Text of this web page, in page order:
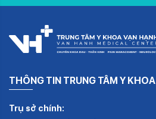
THÔNG TIN TRUNG TÂM Y KHOA
Trụ sở chính: